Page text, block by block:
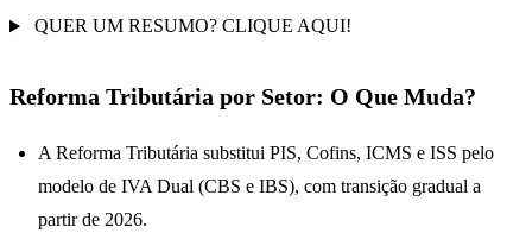
QUER UM RESUMO? CLIQUE AQUI!
Reforma Tributária por Setor: O Que Muda?
A Reforma Tributária substitui PIS, Cofins, ICMS e ISS pelo
modelo de IVA Dual (CBS e IBS), com transição gradual a
partir de 2026.